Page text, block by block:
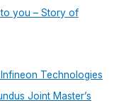
you – Story of
Technologies
Joint Master’s